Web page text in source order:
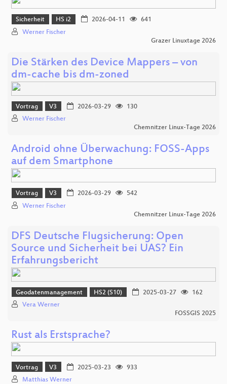
Sicherheit HS i2 2026-04-11
641
Werner Fischer
Grazer Linuxtage 2026
Die Stärken des Device Mappers – von
dm-cache bis dm-zoned
Vortrag V3 2026-03-29
130
Werner Fischer
Chemnitzer Linux-Tage 2026
Android ohne Überwachung: FOSS-Apps
auf dem Smartphone
Vortrag V3 2026-03-29
542
Werner Fischer
Chemnitzer Linux-Tage 2026
DFS Deutsche Flugsicherung: Open
Source und Sicherheit bei UAS? Ein
Erfahrungsbericht
Geodatenmanagement HS2 (S10) 2025-03-27
162
Vera Werner
FOSSGIS 2025
Rust als Erstsprache?
Vortrag V3 2025-03-23
933
Matthias Werner